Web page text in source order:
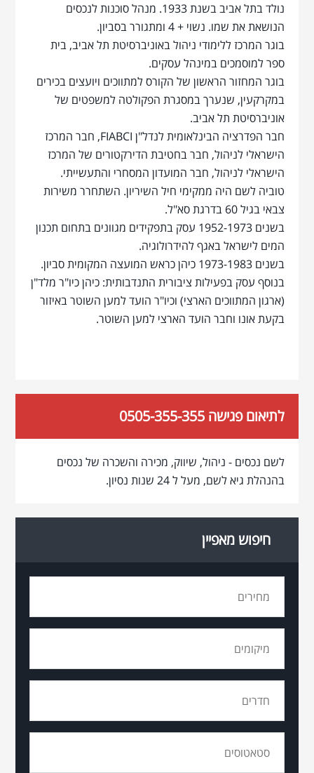
נולד בתל אביב בשנת 1933. מנהל סוכנות לנכסים
הנושאת את שמו. נשוי + 4 ומתגורר בסביון.
בוגר המרכז ללימודי ניהול באוניברסיטת תל אביב, בית
ספר למוסמכים במינהל עסקים.
בוגר המחזור הראשון של הקורס למתווכים ויועצים בכירים
במקרקעין, שנערך במסגרת הפקולטה למשפטים של
אוניברסיטת תל אביב.
חבר הפדרציה הבינלאומית לנדל"ן FIABCI, חבר המרכז
הישראלי לניהול, חבר בחטיבת הדירקטורים של המרכז
הישראלי לניהול, חבר המועדון המסחרי והתעשייתי.
טוביה לשם היה ממקימי חיל השיריון. השתחרר משירות
צבאי בגיל 60 בדרגת סא"ל.
בשנים 1952-1973 עסק בתפקידים מגוונים בתחום תכנון
המים לישראל באגף להידרולוגיה.
בשנים 1973-1983 כיהן כראש המועצה המקומית סביון.
בנוסף עסק בפעילות ציבורית התנדבותית: כיהן כיו"ר מלד"ן
(ארגון המתווכים הארצי) וכיו"ר הועד למען השוטר באיזור
בקעת אונו וחבר הועד הארצי למען השוטר.
לתיאום פגישה 0505-355-355
לשם נכסים - ניהול, שיווק, מכירה והשכרה של נכסים
בהנהלת גיא לשם, מעל ל 24 שנות נסיון.
חיפוש מאפיין